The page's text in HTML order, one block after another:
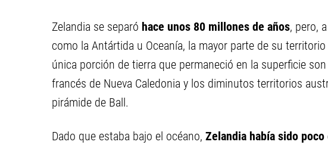
Zelandia se separó hace unos 80 millones de años, pero,
como la Antártida u Oceanía, la mayor parte de su
única porción de tierra que permaneció en la superficie
francés de Nueva Caledonia y los diminutos territorios
pirámide de Ball.
Dado que estaba bajo el océano, Zelandia había sido poco